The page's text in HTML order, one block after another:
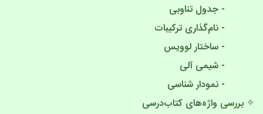
- جدول تناوبی
- نام‌گذاری ترکیبات
- ساختار لوویس
- شیمی آلی
- نمودار شناسی
✧ بررسی واژه‌های کتاب‌درسی